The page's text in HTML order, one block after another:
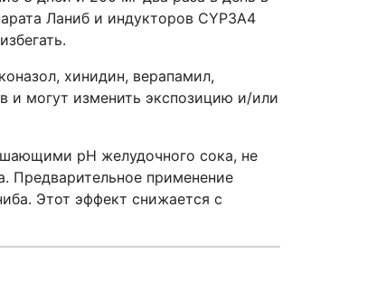
Ланиб и индукторов CYP3A4
хинидин, верапамил,
и могут изменить экспозицию и/или
рН желудочного сока, не
Предварительное применение
Этот эффект снижается с